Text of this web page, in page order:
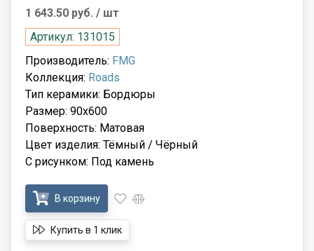
1 643.50 руб. / шт
Артикул: 131015
Производитель: FMG
Коллекция: Roads
Тип керамики: Бордюры
Размер: 90x600
Поверхность: Матовая
Цвет изделия: Тёмный / Чёрный
С рисунком: Под камень
В корзину
Купить в 1 клик